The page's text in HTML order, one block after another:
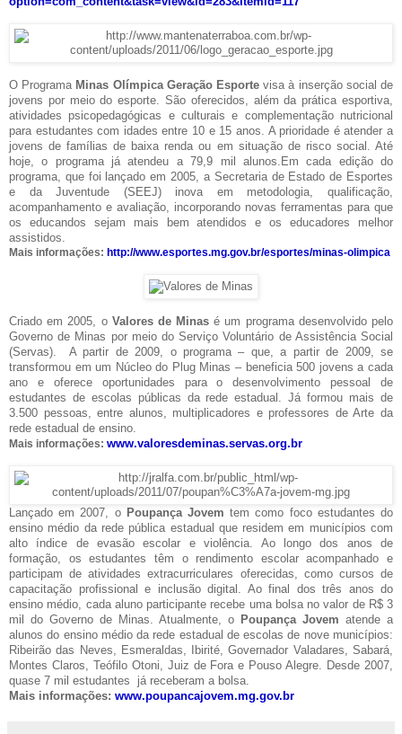
O Programa Minas Olímpica Geração Esporte visa à inserção social de
jovens por meio do esporte. São oferecidos, além da prática esportiva,
atividades psicopedagógicas e culturais e complementação nutricional
para estudantes com idades entre 10 e 15 anos. A prioridade é atender a
jovens de famílias de baixa renda ou em situação de risco social. Até
hoje, o programa já atendeu a 79,9 mil alunos.Em cada edição do
programa, que foi lançado em 2005, a Secretaria de Estado de Esportes
e da Juventude (SEEJ) inova em metodologia, qualificação,
acompanhamento e avaliação, incorporando novas ferramentas para que
os educandos sejam mais bem atendidos e os educadores melhor
assistidos.
Mais informações: http://www.esportes.mg.gov.br/esportes/minas-olimpica
Criado em 2005, o Valores de Minas é um programa desenvolvido pelo
Governo de Minas por meio do Serviço Voluntário de Assistência Social
(Servas). A partir de 2009, o programa – que, a partir de 2009, se
transformou em um Núcleo do Plug Minas – beneficia 500 jovens a cada
ano e oferece oportunidades para o desenvolvimento pessoal de
estudantes de escolas públicas da rede estadual. Já formou mais de
3.500 pessoas, entre alunos, multiplicadores e professores de Arte da
rede estadual de ensino.
Mais informações: www.valoresdeminas.servas.org. br
Lançado em 2007, o Poupança Jovem tem como foco estudantes do
ensino médio da rede pública estadual que residem em municípios com
alto índice de evasão escolar e violência. Ao longo dos anos de
formação, os estudantes têm o rendimento escolar acompanhado e
participam de atividades extracurriculares oferecidas, como cursos de
capacitação profissional e inclusão digital. Ao final dos três anos do
ensino médio, cada aluno participante recebe uma bolsa no valor de R$ 3
mil do Governo de Minas. Atualmente, o Poupança Jovem atende a
alunos do ensino médio da rede estadual de escolas de nove municípios:
Ribeirão das Neves, Esmeraldas, Ibirité, Governador Valadares, Sabará,
Montes Claros, Teófilo Otoni, Juiz de Fora e Pouso Alegre. Desde 2007,
quase 7 mil estudantes já receberam a bolsa.
Mais informações: www.poupancajovem.mg.gov.br